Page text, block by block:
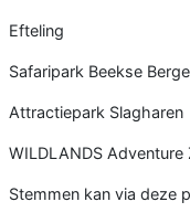
Efteling
Safaripark Beekse
Attractiepark Slagharen
WILDLANDS Adventure
Stemmen kan via deze